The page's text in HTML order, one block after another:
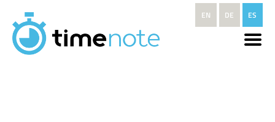
EN DE ES